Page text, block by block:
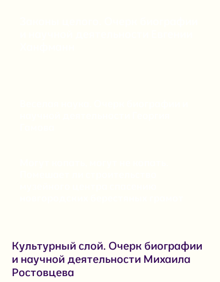
Культурный слой. Очерк биографии
и научной деятельности Михаила
Ростовцева